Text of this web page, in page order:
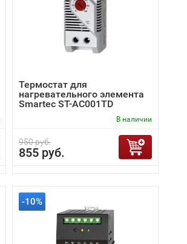
Термостат для
нагревательного элемента
Smartec ST-AC001TD
В наличии
950 руб.
855 руб.
-10%